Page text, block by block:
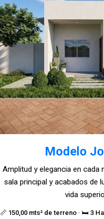
Modelo
📏 150,00 mts² de terreno · 🛏️ 3
Amplitud y elegancia en cada
sala principal y acabados de
vida